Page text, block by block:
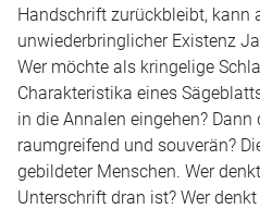
Handschrift zurückbleibt, kann
unwiederbringlicher Existenz
Wer möchte als kringelige
Charakteristika eines
in die Annalen eingehen?
raumgreifend und souverän?
gebildeter Menschen. Wer
Unterschrift dran ist? Wer